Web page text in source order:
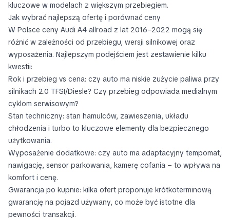
kluczowe w modelach z większym przebiegiem.
Jak wybrać najlepszą ofertę i porównać ceny
W Polsce ceny Audi A4 allroad z lat 2016–2022 mogą się
różnić w zależności od przebiegu, wersji silnikowej oraz
wyposażenia. Najlepszym podejściem jest zestawienie kilku
kwestii:
Rok i przebieg vs cena: czy auto ma niskie zużycie paliwa przy
silnikach 2.0 TFSI/Diesle? Czy przebieg odpowiada medialnym
cyklom serwisowym?
Stan techniczny: stan hamulców, zawieszenia, układu
chłodzenia i turbo to kluczowe elementy dla bezpiecznego
użytkowania.
Wyposażenie dodatkowe: czy auto ma adaptacyjny tempomat,
nawigację, sensor parkowania, kamerę cofania – to wpływa na
komfort i cenę.
Gwarancja po kupnie: kilka ofert proponuje krótkoterminową
gwarancję na pojazd używany, co może być istotne dla
pewności transakcji.